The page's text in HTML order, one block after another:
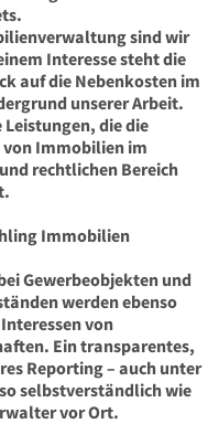
sind wir
Interesse steht die
auf die Nebenkosten im
unserer Arbeit.
die die
Immobilien im
rechtlichen Bereich
Immobilien
Gewerbeobjekten und
werden ebenso
von
Ein transparentes,
Reporting – auch unter
selbstverständlich wie
vor Ort.